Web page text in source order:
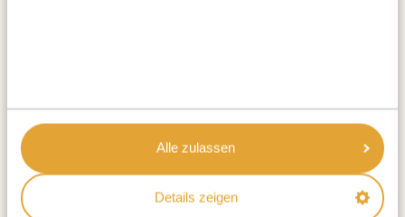
Alle zulassen
Details zeigen
ein unvergesslicher Einblick in uralte Natur. Und als
zusätzliches Highlight lässt sich die Kultur bei einem
traditionellen Dorfbesuchdirekt außerhalb des
Nationalparks erleben.
UNTERKÜNFTE: